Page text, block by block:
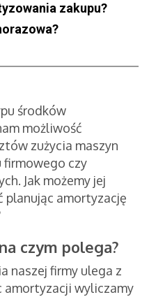
zakupu?
środków
możliwość
zużycia maszyn
firmowego czy
Jak możemy jej
planując amortyzację
czym polega?
naszej firmy ulega z
amortyzacji wyliczamy